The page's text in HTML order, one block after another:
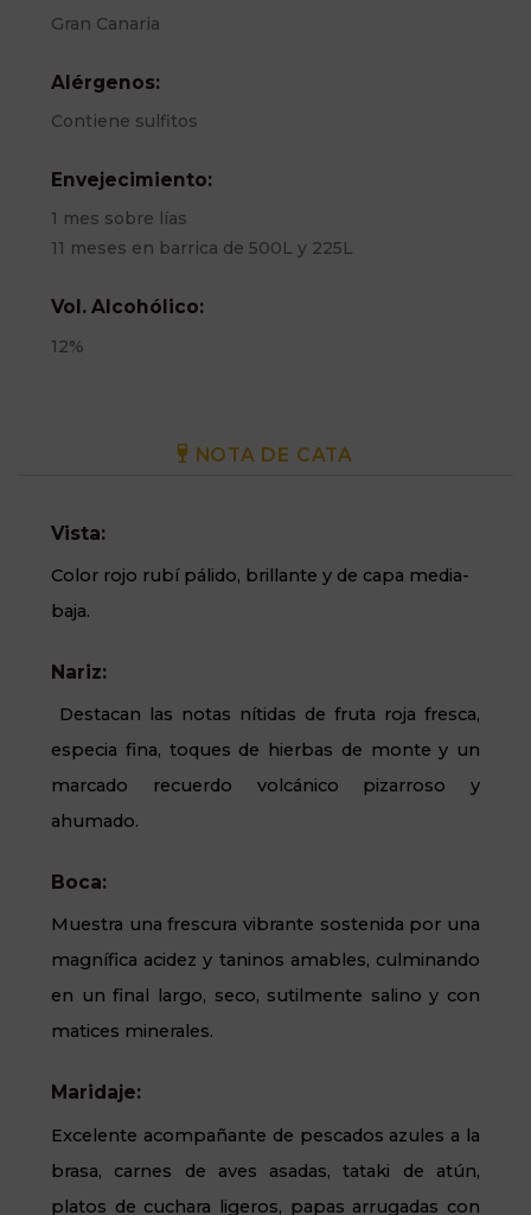
Gran Canaria
Alérgenos:
Contiene sulfitos
Envejecimiento:
1 mes sobre lías
11 meses en barrica de 500L y 225L
Vol. Alcohólico:
12%
NOTA DE CATA
Vista:
Color rojo rubí pálido, brillante y de capa media-
baja.
Nariz:
Destacan las notas nítidas de fruta roja fresca,
especia fina, toques de hierbas de monte y un
marcado recuerdo volcánico pizarroso y
ahumado.
Boca:
Muestra una frescura vibrante sostenida por una
magnífica acidez y taninos amables, culminando
en un final largo, seco, sutilmente salino y con
matices minerales.
Maridaje:
Excelente acompañante de pescados azules a la
brasa, carnes de aves asadas, tataki de atún,
platos de cuchara ligeros, papas arrugadas con